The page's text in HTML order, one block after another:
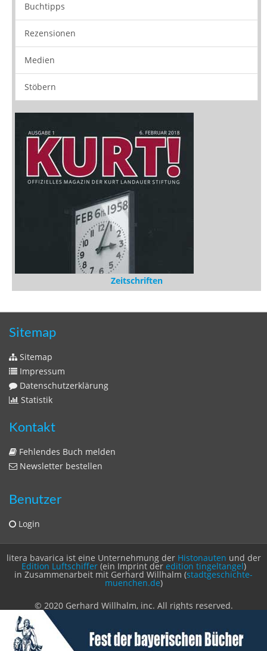
Buchtipps
Rezensionen
Medien
Stöbern
Sitemap
Sitemap
Impressum
Statistik
Kontakt
Fehlendes Buch melden
Newsletter bestellen
Login